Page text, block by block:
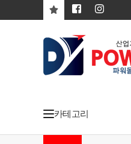
카테고리